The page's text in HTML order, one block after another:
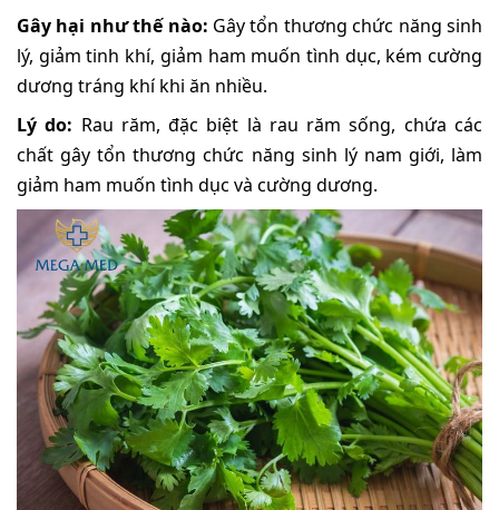
Gây hại như thế nào: Gây tổn thương chức năng sinh
lý, giảm tinh khí, giảm ham muốn tình dục, kém cường
dương tráng khí khi ăn nhiều.
Lý do: Rau răm, đặc biệt là rau răm sống, chứa các
chất gây tổn thương chức năng sinh lý nam giới, làm
giảm ham muốn tình dục và cường dương.